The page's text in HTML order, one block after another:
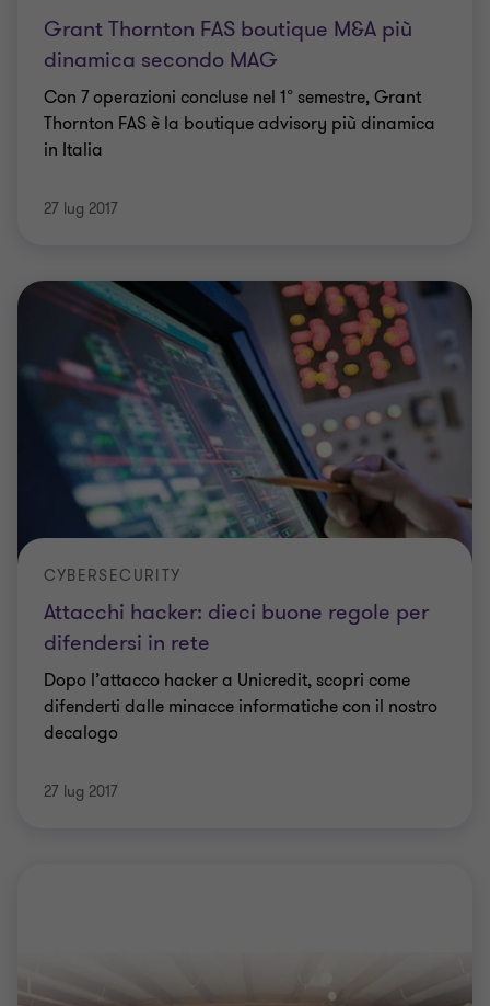
Grant Thornton FAS boutique M&A più
dinamica secondo MAG
Con 7 operazioni concluse nel 1° semestre, Grant
Thornton FAS è la boutique advisory più dinamica
in Italia
27 lug 2017
Attacchi hacker: dieci buone regole per
difendersi in rete
CYBERSECURITY
Dopo l’attacco hacker a Unicredit, scopri come
difenderti dalle minacce informatiche con il nostro
decalogo
27 lug 2017